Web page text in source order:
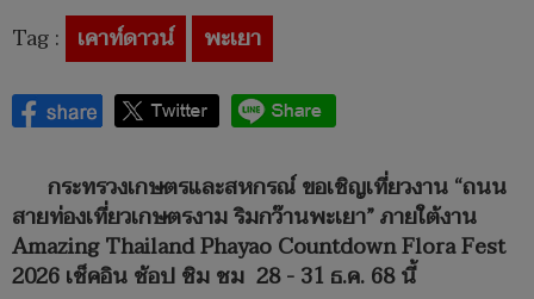
Tag : เคาท์ดาวน์ พะเยา
กระทรวงเกษตรและสหกรณ์ ขอเชิญเที่ยวงาน “ถนน
สายท่องเที่ยวเกษตรงาม ริมกว๊านพะเยา” ภายใต้งาน
Amazing Thailand Phayao Countdown Flora Fest
2026 เช็คอิน ช้อป ชิม ชม 28 - 31 ธ.ค. 68 นี้